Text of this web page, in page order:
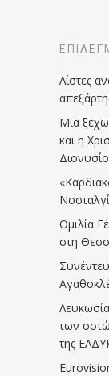
Λίστες
Μια
και η
Ομιλία
στη
των
της